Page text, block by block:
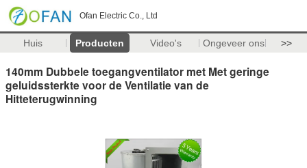
Ofan Electric Co., Ltd
Huis Producten Video's Ongeveer ons >>
140mm Dubbele toegangventilator met Met geringe
geluidssterkte voor de Ventilatie van de
Hitteterugwinning